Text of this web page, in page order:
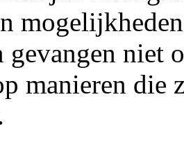
gevangen niet
manieren die